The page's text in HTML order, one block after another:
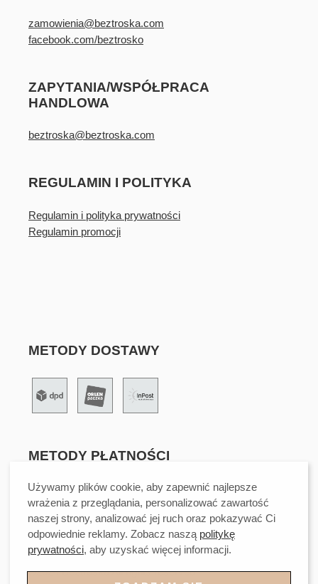
zamowienia@beztroska.com
facebook.com/beztrosko
ZAPYTANIA/WSPÓŁPRACA
HANDLOWA
beztroska@beztroska.com
REGULAMIN I POLITYKA
Regulamin i polityka prywatności
Regulamin promocji
METODY DOSTAWY
METODY PŁATNOŚCI
©2024 Beztroska All rights reserved
Używamy plików cookie, aby zapewnić najlepsze
wrażenia z przeglądania, personalizować zawartość
naszej strony, analizować jej ruch oraz pokazywać Ci
odpowiednie reklamy. Zobacz naszą politykę
prywatności, aby uzyskać więcej informacji.